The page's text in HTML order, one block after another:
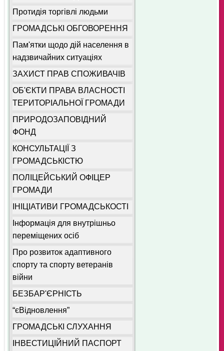
Протидія торгівлі людьми
ГРОМАДСЬКІ ОБГОВОРЕННЯ
Пам'ятки щодо дій населення в
надзвичайних ситуаціях
ЗАХИСТ ПРАВ СПОЖИВАЧІВ
ОБ'ЄКТИ ПРАВА ВЛАСНОСТІ
ТЕРИТОРІАЛЬНОЇ ГРОМАДИ
ПРИРОДОЗАПОВІДНИЙ
ФОНД
КОНСУЛЬТАЦІЇ З
ГРОМАДСЬКІСТЮ
ПОЛІЦЕЙСЬКИЙ ОФІЦЕР
ГРОМАДИ
ІНІЦІАТИВИ ГРОМАДСЬКОСТІ
Інформація для внутрішньо
переміщених осіб
Про розвиток адаптивного
спорту та спорту ветеранів
війни
БЕЗБАР'ЄРНІСТЬ
“єВідновлення”
ГРОМАДСЬКІ СЛУХАННЯ
ІНВЕСТИЦІЙНИЙ ПАСПОРТ